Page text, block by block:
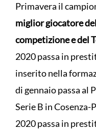
Primavera il
miglior giocatore
competizione e del
2020 passa in
inserito nella
di gennaio passa al
Serie B in
2020 passa in